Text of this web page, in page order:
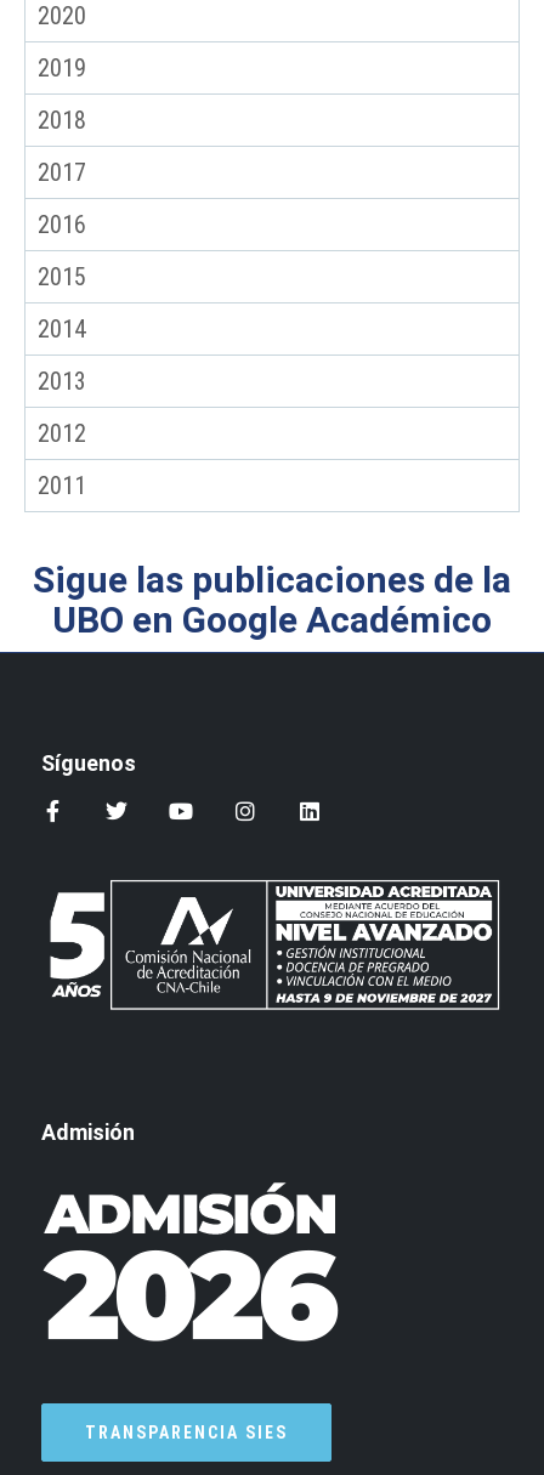
2020
2019
2018
2017
2016
2015
2014
2013
2012
2011
Sigue las publicaciones de la
UBO en Google Académico
Admisión
TRANSPARENCIA SIES
Síguenos